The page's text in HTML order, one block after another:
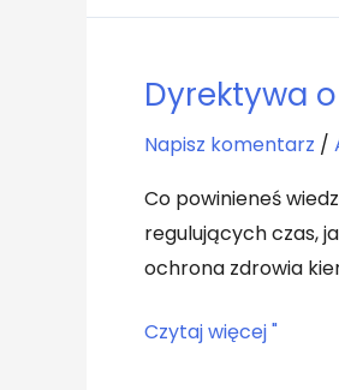
Dyrektywa
Napisz komentarz /
Co powinieneś
regulujących czas,
ochrona zdrowia
Dyrektywa
czasie
pracy
-
dlaczego
ważna?
Czytaj więcej "